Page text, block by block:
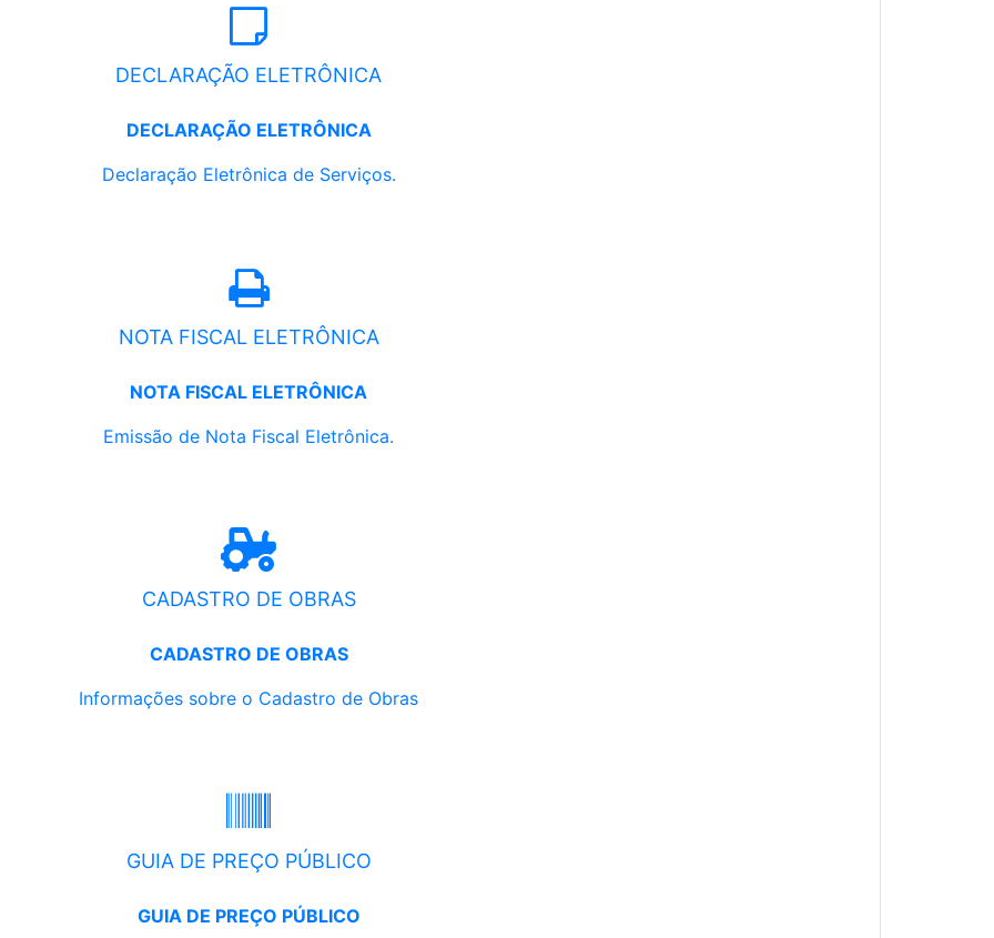
DECLARAÇÃO ELETRÔNICA
DECLARAÇÃO ELETRÔNICA
Declaração Eletrônica de Serviços.
NOTA FISCAL ELETRÔNICA
NOTA FISCAL ELETRÔNICA
Emissão de Nota Fiscal Eletrônica.
CADASTRO DE OBRAS
CADASTRO DE OBRAS
Informações sobre o Cadastro de Obras
GUIA DE PREÇO PÚBLICO
GUIA DE PREÇO PÚBLICO